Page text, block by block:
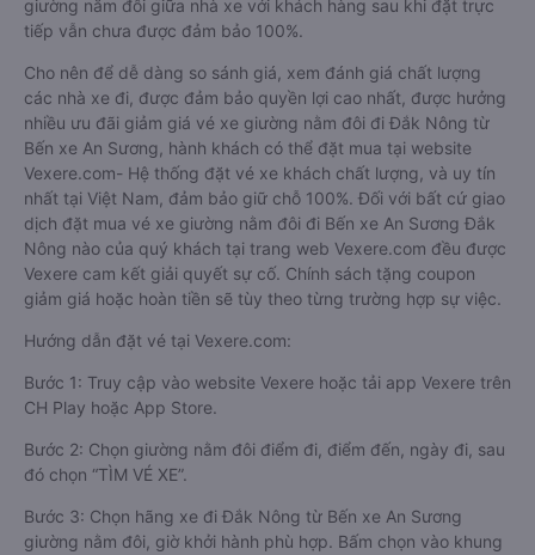
giường nằm đôi giữa nhà xe với khách hàng sau khi đặt trực
tiếp vẫn chưa được đảm bảo 100%.
Cho nên để dễ dàng so sánh giá, xem đánh giá chất lượng
các nhà xe đi, được đảm bảo quyền lợi cao nhất, được hưởng
nhiều ưu đãi giảm giá vé xe giường nằm đôi đi Đắk Nông từ
Bến xe An Sương, hành khách có thể đặt mua tại website
Vexere.com- Hệ thống đặt vé xe khách chất lượng, và uy tín
nhất tại Việt Nam, đảm bảo giữ chỗ 100%. Đối với bất cứ giao
dịch đặt mua vé xe giường nằm đôi đi Bến xe An Sương Đắk
Nông nào của quý khách tại trang web Vexere.com đều được
Vexere cam kết giải quyết sự cố. Chính sách tặng coupon
giảm giá hoặc hoàn tiền sẽ tùy theo từng trường hợp sự việc.
Hướng dẫn đặt vé tại Vexere.com:
Bước 1: Truy cập vào website Vexere hoặc tải app Vexere trên
CH Play hoặc App Store.
Bước 2: Chọn giường nằm đôi điểm đi, điểm đến, ngày đi, sau
đó chọn “TÌM VÉ XE”.
Bước 3: Chọn hãng xe đi Đắk Nông từ Bến xe An Sương
giường nằm đôi, giờ khởi hành phù hợp. Bấm chọn vào khung